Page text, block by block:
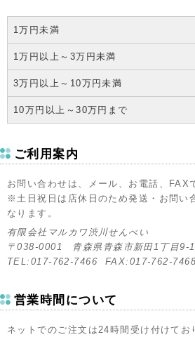
1万円未満
1万円以上～3万円未満
3万円以上～10万円未満
10万円以上～30万円まで
ご利用案内
お問い合わせは、メール、お電話、FAX
※土日祝日は店休日のため発送・お問い
なります。
有限会社マルカワ渋川せんべい
〒038-0001 青森県青森市新田1丁目9-
TEL:017-762-7466 FAX:017-762-7468
営業時間について
ネットでのご注文は24時間受け付けてお